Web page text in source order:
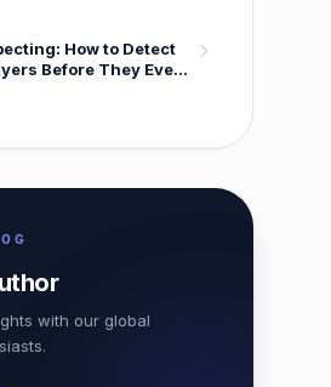
How to Detect
Before They Ever
with our global